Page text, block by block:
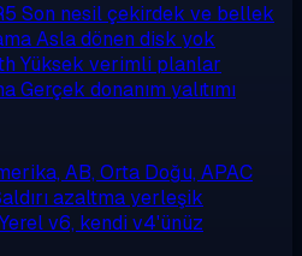
Son nesil çekirdek ve bellek
Asla dönen disk yok
Yüksek verimli planlar
Gerçek donanım yalıtımı
AB, Orta Doğu, APAC
azaltma yerleşik
Yerel v6, kendi v4'ünüz